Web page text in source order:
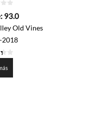
93.0
Old Vines
2018